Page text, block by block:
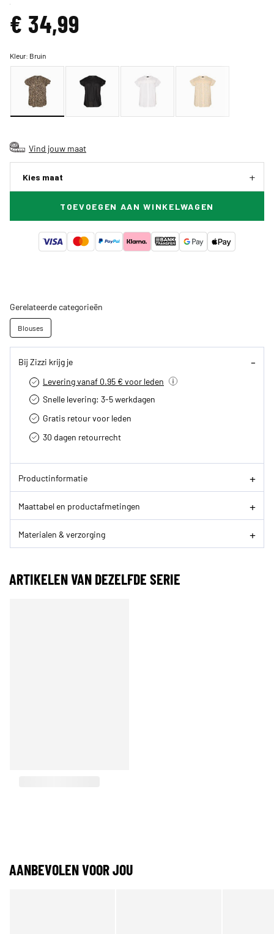
€ 34,99
Kleur: Bruin
Vind jouw maat
Kies maat
TOEVOEGEN AAN WINKELWAGEN
Gerelateerde categorieën
Blouses
Bij Zizzi krijg je
Levering vanaf 0.95 € voor leden
Snelle levering: 3-5 werkdagen
Gratis retour voor leden
30 dagen retourrecht­
Productinformatie
Maattabel en productafmetingen
Materialen & verzorging
ARTIKELEN VAN DEZELFDE SERIE
AANBEVOLEN VOOR JOU